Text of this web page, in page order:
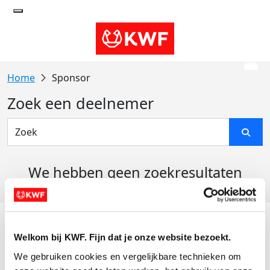
Welkom bij KWF. Fijn dat je onze website bezoekt.
We gebruiken cookies en vergelijkbare technieken om
Sponsor
Zoek een deelnemer
We hebben geen zoekresultaten
Actiematerialen
Evenementen